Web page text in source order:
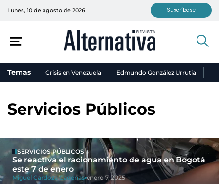
Lunes, 10 de agosto de 2026 Suscríbase
Temas Crisis en Venezuela Edmundo González Urrutia
Servicios Públicos
SERVICIOS PÚBLICOS
Se reactiva el racionamiento de agua en Bogotá
este 7 de enero
Miguel Cardoza Cadenas enero 7, 2025